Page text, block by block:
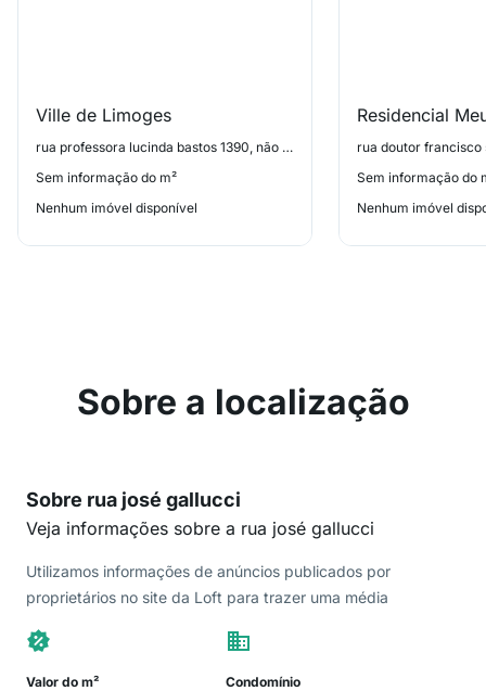
Ville de Limoges
rua professora lucinda bastos 1390, não informado
Sem informação do m²
Nenhum imóvel disponível
Residencial
Sem informação do
Nenhum imóvel
Sobre a localização
Sobre rua josé gallucci
Veja informações sobre a rua josé gallucci
Utilizamos informações de anúncios publicados por
proprietários no site da Loft para trazer uma média
Valor do m² Condomínio